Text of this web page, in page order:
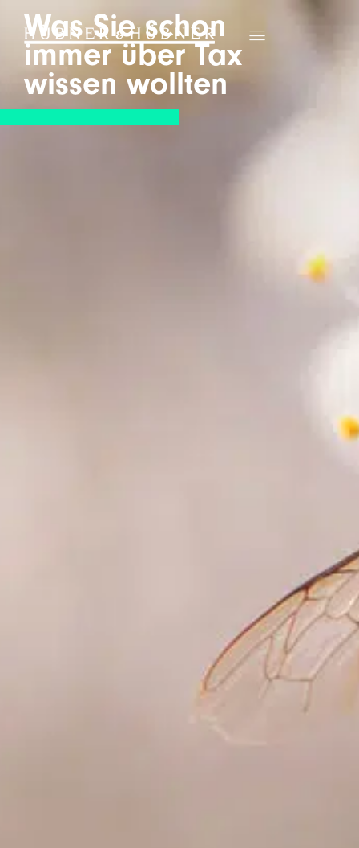
Was Sie schon
immer über Tax
wissen wollten